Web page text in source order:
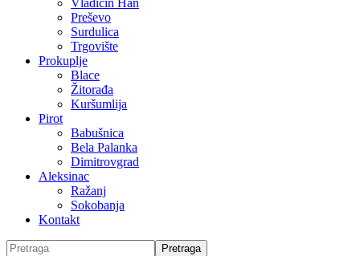
Vladičin Han
Preševo
Surdulica
Trgovište
Prokuplje
Blace
Žitorađa
Kuršumlija
Pirot
Babušnica
Bela Palanka
Dimitrovgrad
Aleksinac
Ražanj
Sokobanja
Kontakt